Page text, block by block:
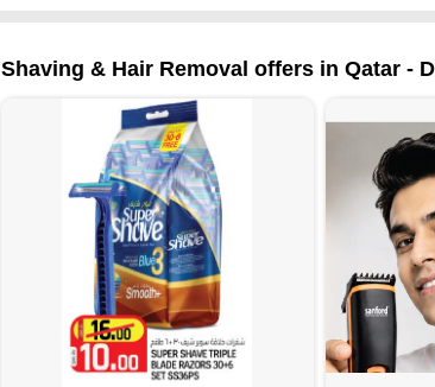
Shaving & Hair Removal offers in Qatar -